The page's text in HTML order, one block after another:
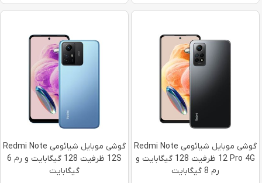
گوشی موبایل شیائومی Redmi Note
12 Pro 4G ظرفیت 128 گیگابایت و
رم 8 گیگابایت
گوشی موبایل شیائومی Redmi Note
12S ظرفیت 128 گیگابایت و رم 6
گیگابایت